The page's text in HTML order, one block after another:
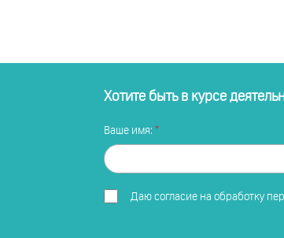
Хотите быть в курсе
Ваше имя:
Даю согласие на обработку